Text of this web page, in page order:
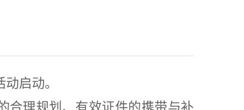
启动。
合理规划、有效证件的携带与补